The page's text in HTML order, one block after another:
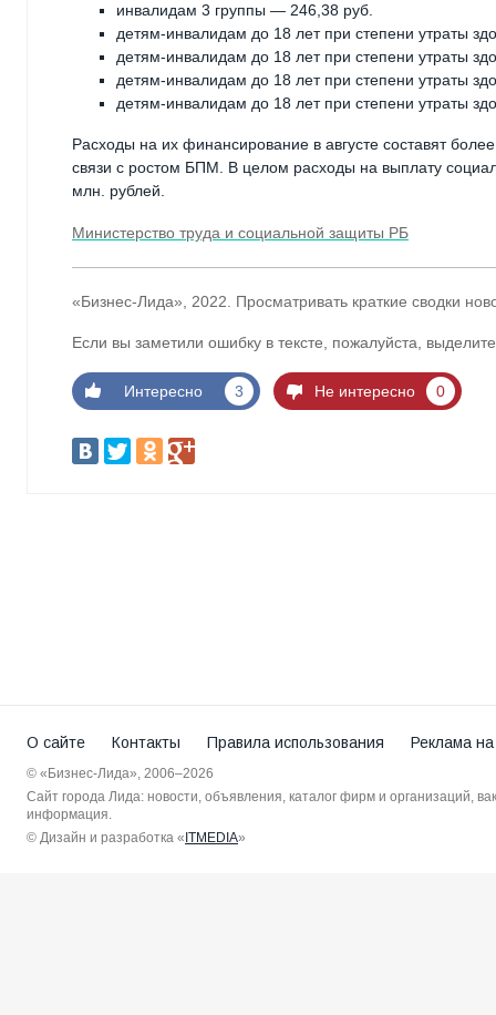
инвалидам 3 группы — 246,38 руб.
детям-инвалидам до 18 лет при степени утраты
детям-инвалидам до 18 лет при степени утраты
детям-инвалидам до 18 лет при степени утраты
детям-инвалидам до 18 лет при степени утраты
Расходы на их финансирование в августе составят
связи с ростом БПМ. В целом расходы на выплату
млн. рублей.
Министерство труда и социальной защиты РБ
«Бизнес-Лида», 2022. Просматривать краткие сводки
Если вы заметили ошибку в тексте, пожалуйста,
Интересно 3 Не интересно 0
О сайте Контакты Правила использования Реклама
© «Бизнес-Лида», 2006–2026
Сайт города Лида: новости, объявления, каталог фирм и организаций,
информация.
© Дизайн и разработка «ITMEDIA»